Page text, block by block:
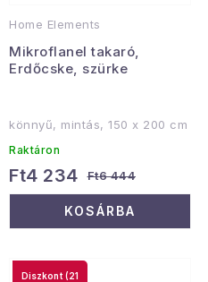
Home Elements
Mikroflanel takaró,
Erdőcske, szürke
könnyű, mintás, 150 x 200 cm
Raktáron
Ft4 234 Ft6 444
KOSÁRBA
(21